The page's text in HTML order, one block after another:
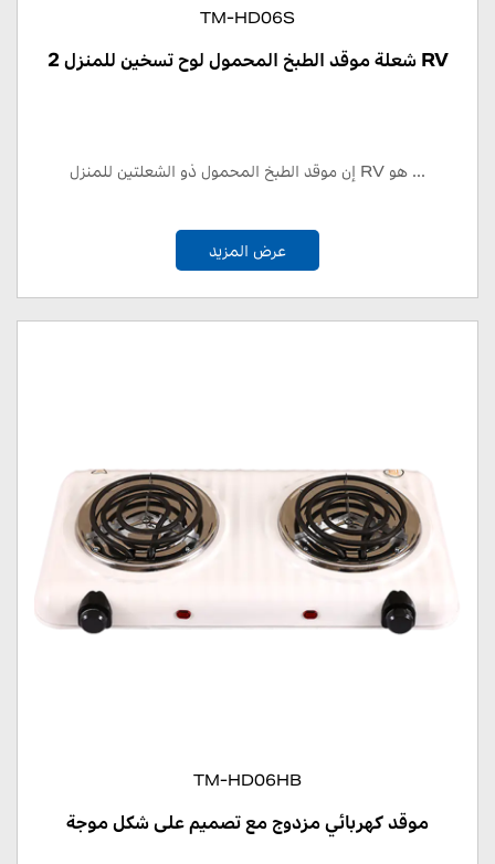
TM-HD06S
2 شعلة موقد الطبخ المحمول لوح تسخين للمنزل RV
إن موقد الطبخ المحمول ذو الشعلتين للمنزل RV هو ...
عرض المزيد
TM-HD06HB
موقد كهربائي مزدوج مع تصميم على شكل موجة